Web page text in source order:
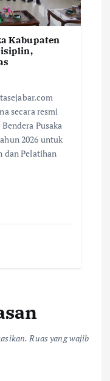
Kabupaten
secara resmi
Pusaka
2026 untuk
dan Pelatihan
Ruas yang wajib